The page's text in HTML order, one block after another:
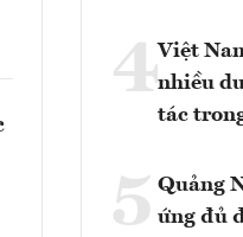
4Việt
nhiều
tác
5 Quảng
ứng đủ